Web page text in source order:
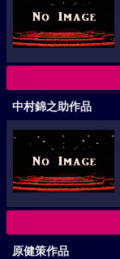
中村錦之助作品
原健策作品